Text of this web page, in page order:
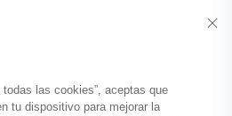
las cookies”, aceptas que
tu dispositivo para mejorar la